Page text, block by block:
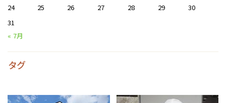
24
25 26 27 28 29
30
31
« 7月
タグ